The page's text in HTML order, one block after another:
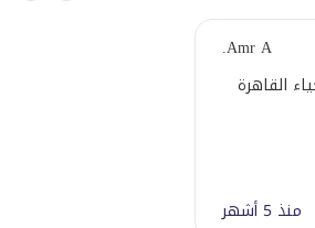
Amr A.
القاهرة
منذ 5 أشهر